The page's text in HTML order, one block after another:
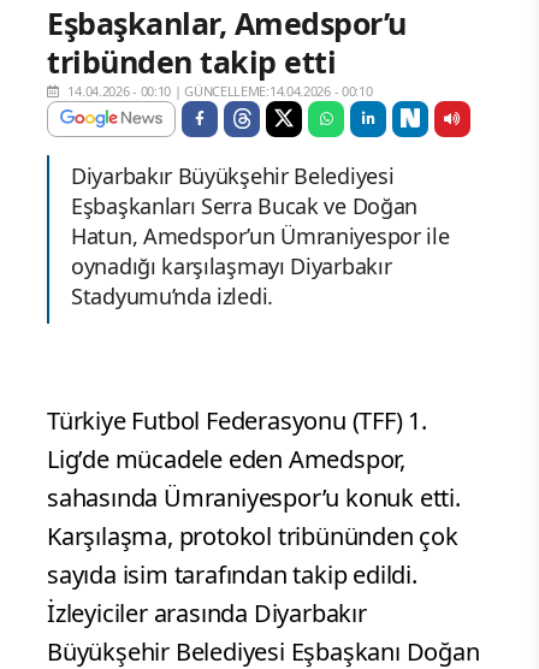
Eşbaşkanlar, Amedspor’u
tribünden takip etti
14.04.2026 - 00:10 |GÜNCELLEME:14.04.2026 - 00:10
Diyarbakır Büyükşehir Belediyesi
Eşbaşkanları Serra Bucak ve Doğan
Hatun, Amedspor’un Ümraniyespor ile
oynadığı karşılaşmayı Diyarbakır
Stadyumu’nda izledi.